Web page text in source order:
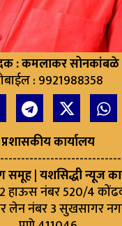
: कमलाकर सोनकांबळे
: 9921988358
प्रशासकीय कार्यालय
समूह | यशसिद्धी न्यूज
हाऊस नंबर 520/4
लेन नंबर 3 सुखसागर